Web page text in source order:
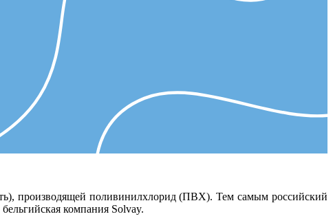
производящей поливинилхлорид (ПВХ). Тем самым российский
компания Solvay.